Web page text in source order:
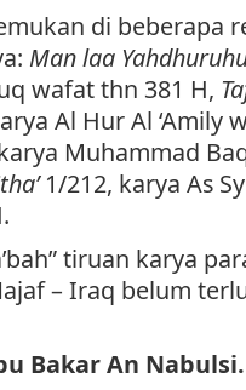
di beberapa
Man laa
wafat thn 381 H,
Al Hur Al ‘Amily
Muhammad
1/212, karya As
tiruan karya
– Iraq belum
Bakar An Nabulsi.